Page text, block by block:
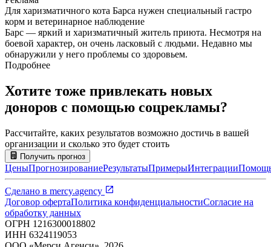
Для харизматичного кота Барса нужен специальный гастро
корм и ветеринарное наблюдение
Барс — яркий и харизматичный житель приюта. Несмотря на
боевой характер, он очень ласковый с людьми. Недавно мы
обнаружили у него проблемы со здоровьем.
Подробнее
Хотите тоже привлекать новых
доноров с помощью соцрекламы?
Рассчитайте, каких результатов возможно достичь в вашей
организации и сколько это будет стоить
Получить прогноз
ЦеныПрогнозированиеРезультатыПримерыИнтеграции
Сделано в mercy.agency
Договор офертаПолитика конфиденциальностиСогласие на
обработку данных
ОГРН 1216300018802
ИНН 6324119053